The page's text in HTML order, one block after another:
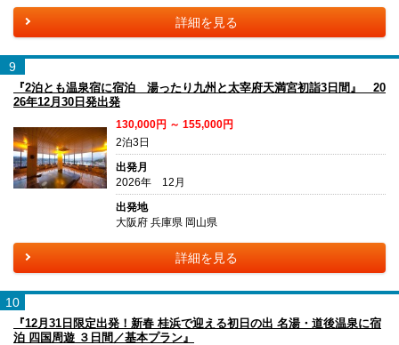
詳細を見る
9
『2泊とも温泉宿に宿泊 湯ったり九州と太宰府天満宮初詣3日間』 20
26年12月30日発出発
130,000円 ～ 155,000円
2泊3日
出発月
2026年 12月
出発地
大阪府 兵庫県 岡山県
詳細を見る
10
『12月31日限定出発！新春 桂浜で迎える初日の出 名湯・道後温泉に宿
泊 四国周遊 ３日間／基本プラン』